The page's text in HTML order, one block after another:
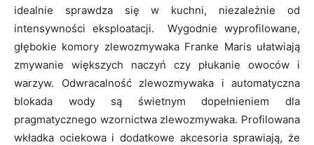
idealnie sprawdza się w kuchni, niezależnie od
intensywności eksploatacji. Wygodnie wyprofilowane,
głębokie komory zlewozmywaka Franke Maris ułatwiają
zmywanie większych naczyń czy płukanie owoców i
warzyw. Odwracalność zlewozmywaka i automatyczna
blokada wody są świetnym dopełnieniem dla
pragmatycznego wzornictwa zlewozmywaka. Profilowana
wkładka ociekowa i dodatkowe akcesoria sprawiają, że